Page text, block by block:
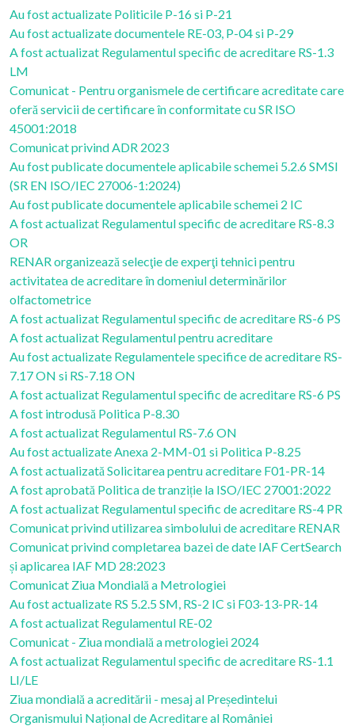
Au fost actualizate Politicile P-16 si P-21
Au fost actualizate documentele RE-03, P-04 si P-29
A fost actualizat Regulamentul specific de acreditare RS-1.3
LM
Comunicat - Pentru organismele de certificare acreditate care
oferă servicii de certificare în conformitate cu SR ISO
45001:2018
Comunicat privind ADR 2023
Au fost publicate documentele aplicabile schemei 5.2.6 SMSI
(SR EN ISO/IEC 27006-1:2024)
Au fost publicate documentele aplicabile schemei 2 IC
A fost actualizat Regulamentul specific de acreditare RS-8.3
OR
RENAR organizează selecţie de experţi tehnici pentru
activitatea de acreditare în domeniul determinărilor
olfactometrice
A fost actualizat Regulamentul specific de acreditare RS-6 PS
A fost actualizat Regulamentul pentru acreditare
Au fost actualizate Regulamentele specifice de acreditare RS-
7.17 ON si RS-7.18 ON
A fost actualizat Regulamentul specific de acreditare RS-6 PS
A fost introdusă Politica P-8.30
A fost actualizat Regulamentul RS-7.6 ON
Au fost actualizate Anexa 2-MM-01 si Politica P-8.25
A fost actualizată Solicitarea pentru acreditare F01-PR-14
A fost aprobată Politica de tranziție la ISO/IEC 27001:2022
A fost actualizat Regulamentul specific de acreditare RS-4 PR
Comunicat privind utilizarea simbolului de acreditare RENAR
Comunicat privind completarea bazei de date IAF CertSearch
și aplicarea IAF MD 28:2023
Comunicat Ziua Mondială a Metrologiei
Au fost actualizate RS 5.2.5 SM, RS-2 IC si F03-13-PR-14
A fost actualizat Regulamentul RE-02
Comunicat - Ziua mondială a metrologiei 2024
A fost actualizat Regulamentul specific de acreditare RS-1.1
LI/LE
Ziua mondială a acreditării - mesaj al Președintelui
Organismului Național de Acreditare al României